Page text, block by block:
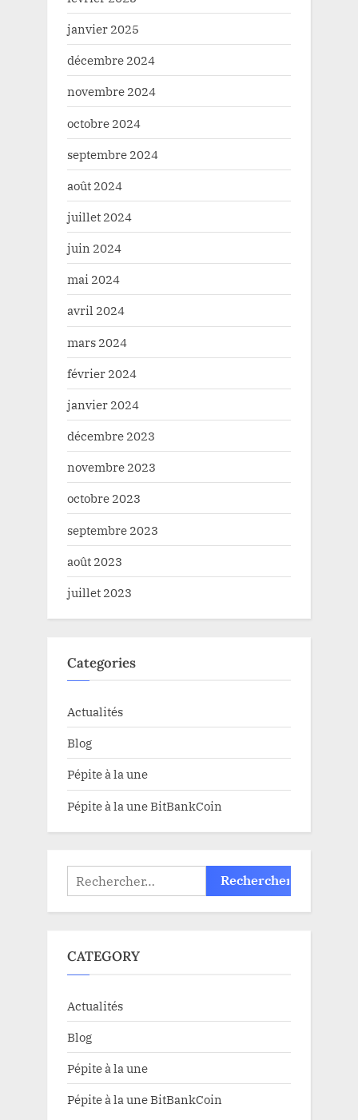
janvier 2025
décembre 2024
novembre 2024
octobre 2024
septembre 2024
août 2024
juillet 2024
juin 2024
mai 2024
avril 2024
mars 2024
février 2024
janvier 2024
décembre 2023
novembre 2023
octobre 2023
septembre 2023
août 2023
juillet 2023
Categories
Actualités
Blog
Pépite à la une
Pépite à la une BitBankCoin
Rechercher :
CATEGORY
Actualités
Blog
Pépite à la une
Pépite à la une BitBankCoin